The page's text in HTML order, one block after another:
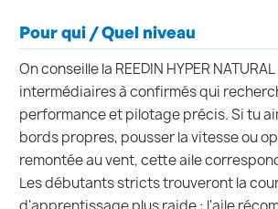
Pour qui / Quel niveau
On conseille la REEDIN HYPER
intermédiaires à confirmés qui
performance et pilotage précis. Si tu
bords propres, pousser la vitesse ou
remontée au vent, cette aile
Les débutants stricts trouveront la